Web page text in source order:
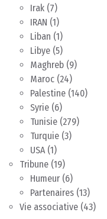
Irak (7)
IRAN (1)
Liban (1)
Libye (5)
Maghreb (9)
Maroc (24)
Palestine (140)
Syrie (6)
Tunisie (279)
Turquie (3)
USA(1)
Tribune (19)
Humeur (6)
Partenaires (13)
Vie associative (43)